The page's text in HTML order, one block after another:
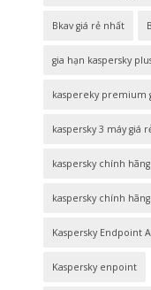
Bkav giá rẻ nhất
gia hạn kaspersky
kaspereky premium
kaspersky 3 máy giá
kaspersky chính hãng
kaspersky chính
Kaspersky Endpoint
Kaspersky enpoint